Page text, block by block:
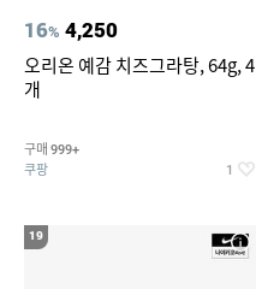
16% 4,250
오리온 예감 치즈그라탕, 64g, 4
개
구매 999+
쿠팡 1
19